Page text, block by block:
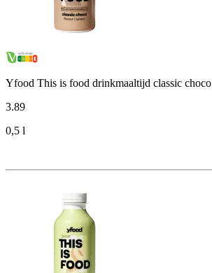
Yfood This is food drinkmaaltijd classic choco
3.89
0,5 l